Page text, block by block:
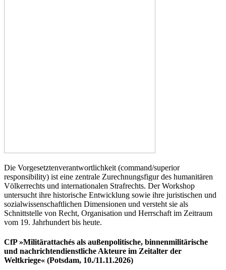
Die Vorgesetztenverantwortlichkeit (command/superior
responsibility) ist eine zentrale Zurechnungsfigur des humanitären
Völkerrechts und internationalen Strafrechts. Der Workshop
untersucht ihre historische Entwicklung sowie ihre juristischen und
sozialwissenschaftlichen Dimensionen und versteht sie als
Schnittstelle von Recht, Organisation und Herrschaft im Zeitraum
vom 19. Jahrhundert bis heute.
CfP »Militärattachés als außenpolitische, binnenmilitärische
und nachrichtendienstliche Akteure im Zeitalter der
Weltkriege« (Potsdam, 10./11.11.2026)